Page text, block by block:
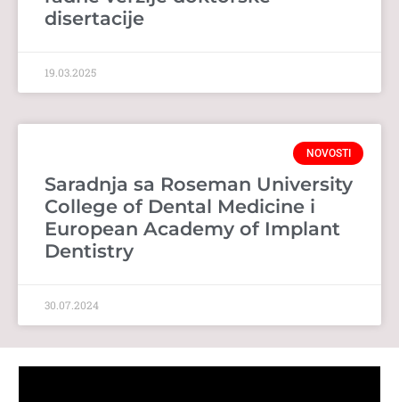
disertacije
19.03.2025
NOVOSTI
Saradnja sa Roseman University
College of Dental Medicine i
European Academy of Implant
Dentistry
30.07.2024